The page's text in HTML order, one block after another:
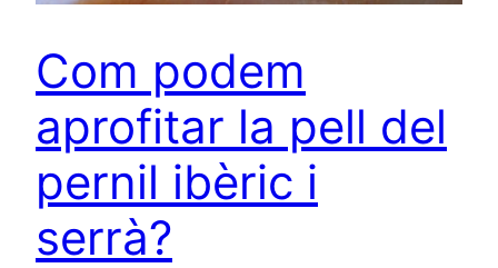
Com podem
aprofitar la pell del
pernil ibèric i
serrà?